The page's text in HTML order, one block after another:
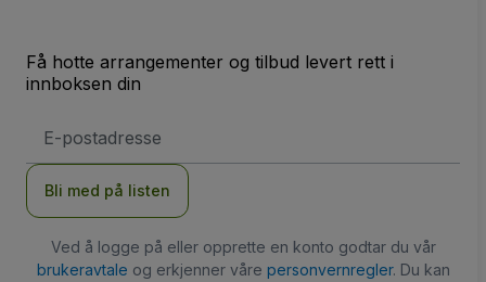
Få hotte arrangementer og tilbud levert rett i
innboksen din
postadresse
Bli med på listen
Ved å logge på eller opprette en konto godtar du vår
brukeravtale og erkjenner våre personvernregler. Du kan